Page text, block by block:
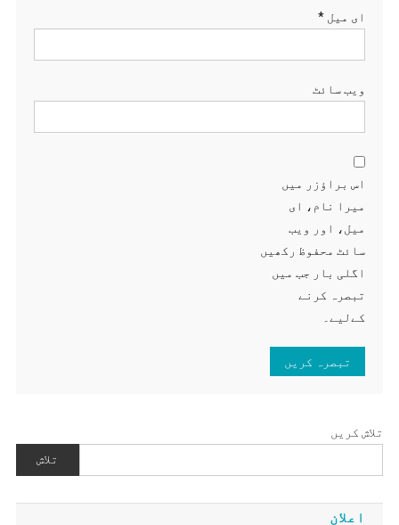
ای میل *
ویب‌ سائٹ
اس براؤزر میں
میرا نام، ای
میل، اور ویب
سائٹ محفوظ رکھیں
اگلی بار جب میں
تبصرہ کرنے
کےلیے۔
تلاش کریں
تلاش
اعلان